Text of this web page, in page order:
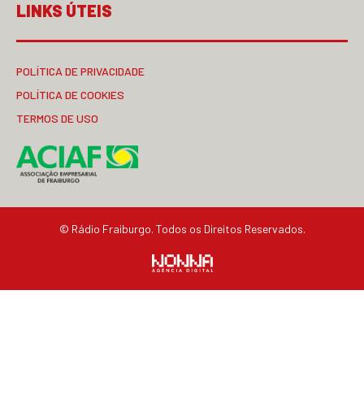
LINKS ÚTEIS
POLÍTICA DE PRIVACIDADE
POLÍTICA DE COOKIES
TERMOS DE USO
© Rádio Fraiburgo. Todos os Direitos Reservados.